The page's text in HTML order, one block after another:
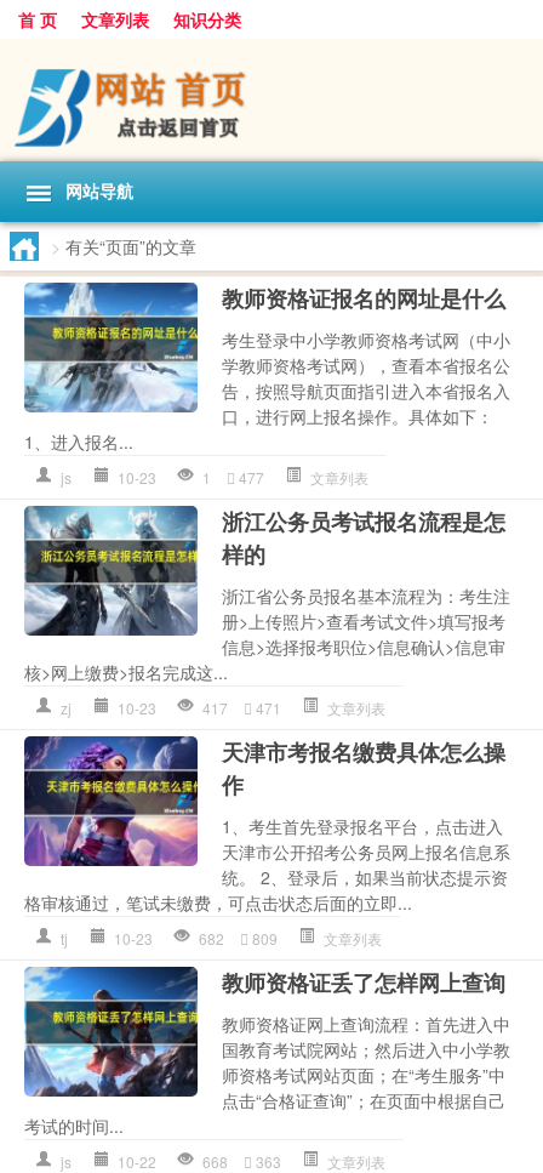
首 页 文章列表 知识分类
网站导航
> 有关“页面”的文章
教师资格证报名的网址是什么
考生登录中小学教师资格考试网（中小
学教师资格考试网），查看本省报名公
告，按照导航页面指引进入本省报名入
口，进行网上报名操作。具体如下：
1、进入报名...
js 10-23 1 477 文章列表
浙江公务员考试报名流程是怎
样的
浙江省公务员报名基本流程为：考生注
册>上传照片>查看考试文件>填写报考
信息>选择报考职位>信息确认>信息审
核>网上缴费>报名完成这...
zj 10-23 417 471 文章列表
天津市考报名缴费具体怎么操
作
1、考生首先登录报名平台，点击进入
天津市公开招考公务员网上报名信息系
统。 2、登录后，如果当前状态提示资
格审核通过，笔试未缴费，可点击状态后面的立即...
tj 10-23 682 809 文章列表
教师资格证丢了怎样网上查询
教师资格证网上查询流程：首先进入中
国教育考试院网站；然后进入中小学教
师资格考试网站页面；在“考生服务”中
点击“合格证查询”；在页面中根据自己
考试的时间...
js 10-22 668 363 文章列表